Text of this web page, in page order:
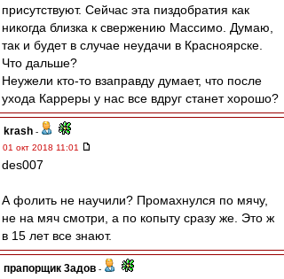
присутствуют. Сейчас эта пиздобратия как
никогда близка к свержению Массимо. Думаю,
так и будет в случае неудачи в Красноярске.
Что дальше?
Неужели кто-то взаправду думает, что после
ухода Карреры у нас все вдруг станет хорошо?
krash -
01 окт 2018 11:01
des007
А фолить не научили? Промахнулся по мячу,
не на мяч смотри, а по копыту сразу же. Это ж
в 15 лет все знают.
прапорщик 3адoв -